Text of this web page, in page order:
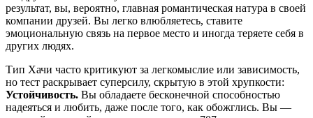
результат, вы, вероятно, главная романтическая натура в своей
компании друзей. Вы легко влюбляетесь, ставите
эмоциональную связь на первое место и иногда теряете себя в
других людях.
Тип Хачи часто критикуют за легкомыслие или зависимость,
но тест раскрывает суперсилу, скрытую в этой хрупкости:
Устойчивость. Вы обладаете бесконечной способностью
надеяться и любить, даже после того, как обожглись. Вы —